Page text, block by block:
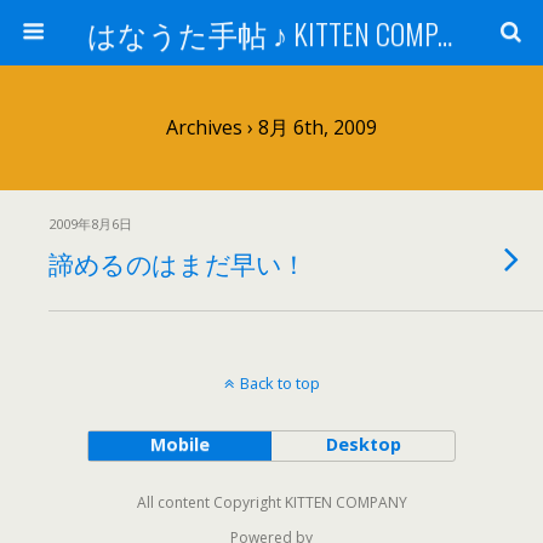
はなうた手帖 ♪ KITTEN COMPANY
Archives › 8月 6th, 2009
2009年8月6日
諦めるのはまだ早い！
Back to top
Mobile Desktop
All content Copyright KITTEN COMPANY
Powered by